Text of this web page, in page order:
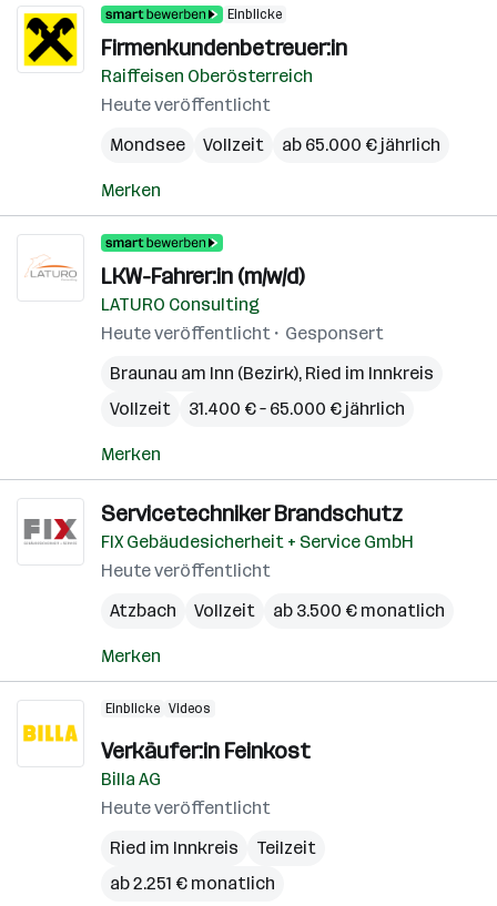
Einblicke
Firmenkundenbetreuer:in
Raiffeisen Oberösterreich
Heute veröffentlicht
Mondsee
Vollzeit ab 65.000 € jährlich
Merken
LKW-Fahrer:in (m/w/d)
LATURO Consulting
Heute veröffentlicht
Gesponsert
Braunau am Inn (Bezirk), Ried im Innkreis
Vollzeit
31.400 € – 65.000 € jährlich
Merken
Servicetechniker Brandschutz
FIX Gebäudesicherheit + Service GmbH
Heute veröffentlicht
Atzbach
Vollzeit ab 3.500 € monatlich
Merken
Einblicke Videos
Verkäufer:in Feinkost
Billa AG
Heute veröffentlicht
Ried im Innkreis
Teilzeit
ab 2.251 € monatlich